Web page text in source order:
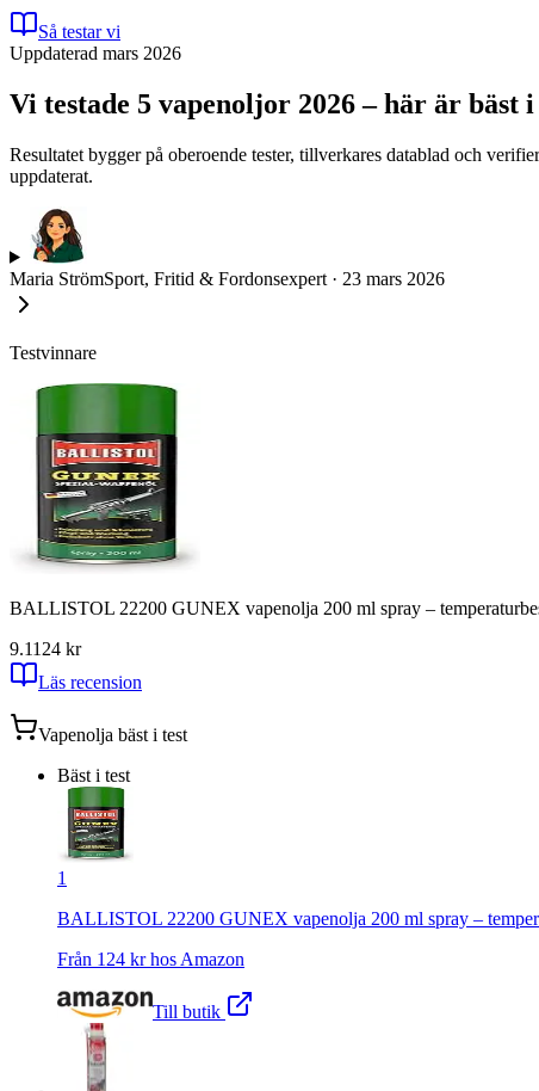
Så testar vi
Uppdaterad mars 2026
Vi testade 5 vapenoljor 2026 – här är bäst
Resultatet bygger på oberoende tester, tillverkares datablad och
uppdaterat.
Maria StrömSport, Fritid & Fordonsexpert · 23 mars 2026
Testvinnare
BALLISTOL 22200 GUNEX vapenolja 200 ml spray –
9.1124 kr
Läs recension
Vapenolja bäst i test
Bäst i test
1
BALLISTOL 22200 GUNEX vapenolja 200 ml spray –
Från 124 kr hos Amazon
Till butik